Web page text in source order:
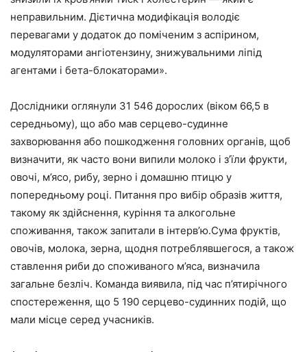
неправильним. Дієтична модифікація володіє
перевагами у додаток до поміченим з аспірином,
модуляторами ангіотензину, знижувальними ліпід
агентами і бета-блокаторами».
Дослідники оглянули 31 546 дорослих (віком 66,5 в
середньому), що або мав серцево-судинне
захворювання або пошкодження головних органів, щоб
визначити, як часто вони випили молоко і з’їли фрукти,
овочі, м’ясо, рибу, зерно і домашню птицю у
попередньому році. Питання про вибір образів життя,
такому як здійснення, куріння та алкогольне
споживання, також запитали в інтерв’ю.Сума фруктів,
овочів, молока, зерна, щодня потреблявшегося, а також
ставлення риби до споживаного м’яса, визначила
загальне безліч. Команда виявила, під час п’ятирічного
спостереження, що 5 190 серцево-судинних подій, що
мали місце серед учасників.